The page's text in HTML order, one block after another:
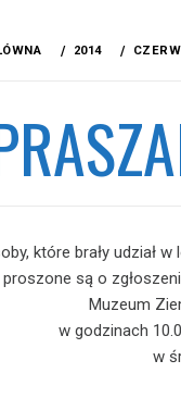
2014
które brały udział
proszone są o
Muzeum
w godzinach
w